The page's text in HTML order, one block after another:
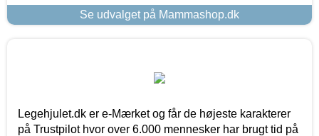
Se udvalget på Mammashop.dk
Legehjulet.dk er e-Mærket og får de højeste karakterer
på Trustpilot hvor over 6.000 mennesker har brugt tid på